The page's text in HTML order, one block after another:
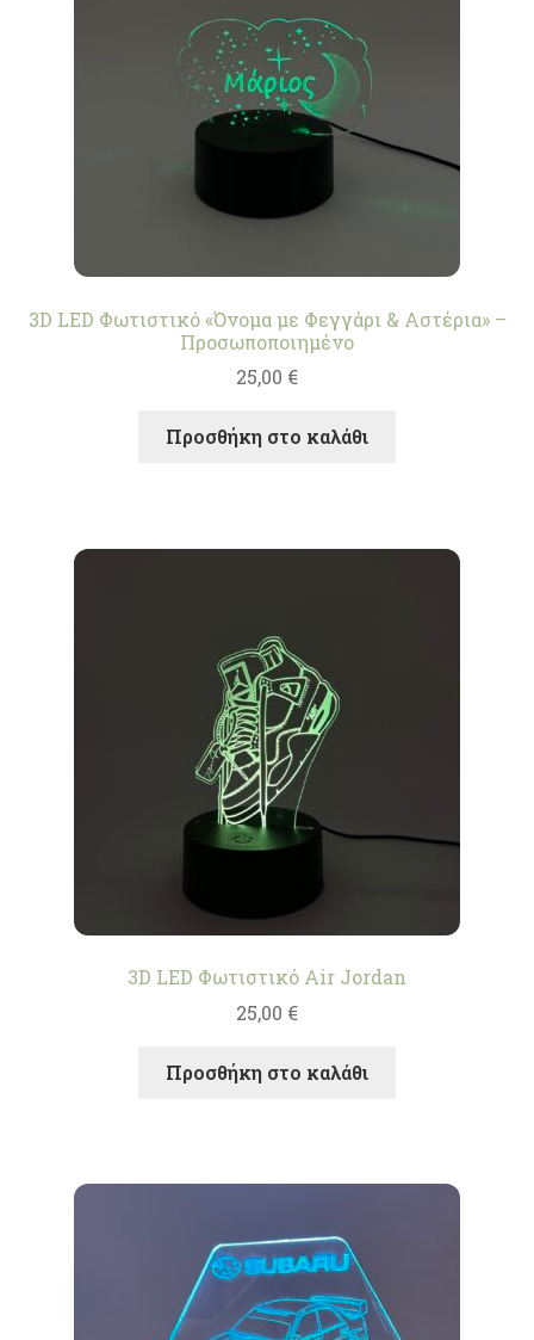
3D LED Φωτιστικό «Όνομα με Φεγγάρι & Αστέρια» –
Προσωποποιημένο
25,00 €
Προσθήκη στο καλάθι
3D LED Φωτιστικό Air Jordan
25,00 €
Προσθήκη στο καλάθι